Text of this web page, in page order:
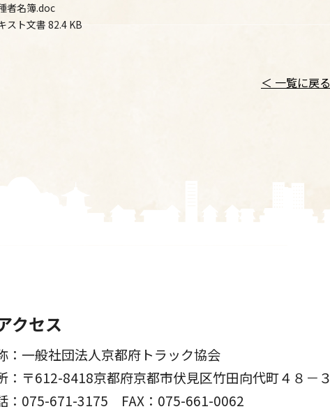
者名簿.doc
スト文書 82.4 KB
＜ 一覧に戻る
クセス
：一般社団法人京都府トラック協会
：〒612-8418京都府京都市伏見区竹田向代町４８－３
：075-671-3175 FAX：075-661-0062